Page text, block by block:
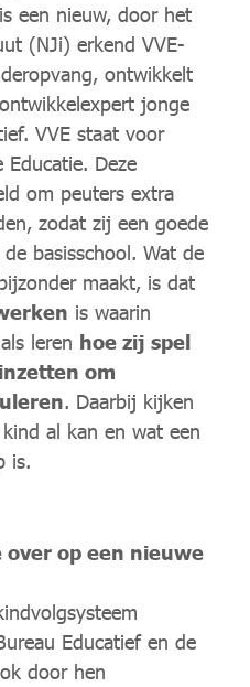
een nieuw, door het
(NJi) erkend VVE-
ontwikkelt
jonge
VVE staat voor
Deze
om peuters extra
zodat zij een goede
basisschool. Wat de
maakt, is dat
is waarin
leren hoe zij spel
om
. Daarbij kijken
al kan en wat een
is.
op een nieuwe
Educatief en de
door hen